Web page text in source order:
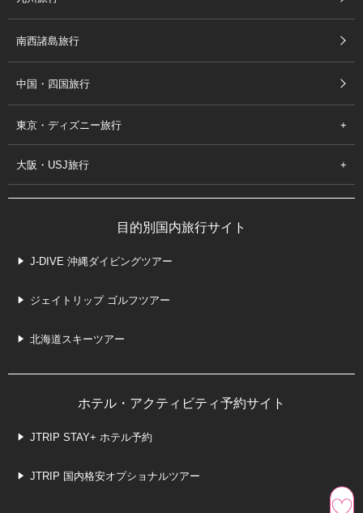
南西諸島旅行
中国・四国旅行
東京・ディズニー旅行
大阪・USJ旅行
目的別国内旅行サイト
J-DIVE 沖縄ダイビングツアー
ジェイトリップ ゴルフツアー
北海道スキーツアー
ホテル・アクティビティ予約サイト
JTRIP STAY+ ホテル予約
JTRIP 国内格安オプショナルツアー